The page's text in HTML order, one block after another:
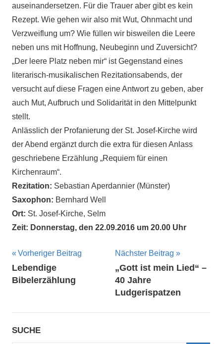
auseinandersetzen. Für die Trauer aber gibt es kein
Rezept. Wie gehen wir also mit Wut, Ohnmacht und
Verzweiflung um? Wie füllen wir bisweilen die Leere
neben uns mit Hoffnung, Neubeginn und Zuversicht?
„Der leere Platz neben mir“ ist Gegenstand eines
literarisch-musikalischen Rezitationsabends, der
versucht auf diese Fragen eine Antwort zu geben, aber
auch Mut, Aufbruch und Solidarität in den Mittelpunkt
stellt.
Anlässlich der Profanierung der St. Josef-Kirche wird
der Abend ergänzt durch die extra für diesen Anlass
geschriebene Erzählung „Requiem für einen
Kirchenraum“.
Rezitation: Sebastian Aperdannier (Münster)
Saxophon: Bernhard Well
Ort: St. Josef-Kirche, Selm
Zeit: Donnerstag, den 22.09.2016 um 20.00 Uhr
Beitragsnavigation
Vorheriger Beitrag
Lebendige
Bibelerzählung
Nächster Beitrag
„Gott ist mein Lied“ –
40 Jahre
Ludgerispatzen
SUCHE